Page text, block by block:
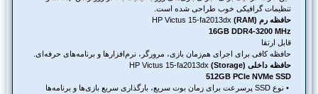
تنظیمات گرافیکی خوب طراحی شده است.
حافظه رم (RAM)
HP Victus 15-fa2013dx
16GB DDR4-3200 MHz
قابل ارتقا
حافظه کافی برای اجرای هم‌زمان بازی، مرورگر، نرم‌افزارها و برنامه‌های حرفه‌ای.
حافظه داخلی (Storage)
HP Victus 15-fa2013dx
512GB PCIe NVMe SSD